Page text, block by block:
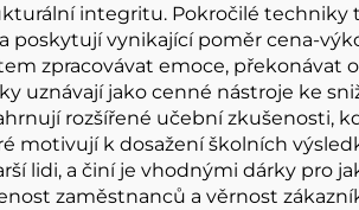
integritu. Pokročilé
vynikající poměr cena-
zpracovávat emoce, překonávat
uznávají jako cenné nástroje ke
rozšířené učební zkušenosti,
motivují k dosažení školních
lidi, a činí je vhodnými dárky pro
zaměstnanců a věrnost